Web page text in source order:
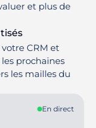
et plus de
CRM et
prochaines
les mailles du
En direct